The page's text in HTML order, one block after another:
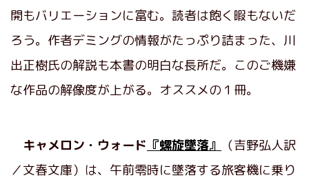
開もバリエーションに富む。読者は飽く暇もないだ
ろう。作者デミングの情報がたっぷり詰まった、川
出正樹氏の解説も本書の明白な長所だ。このご機嫌
な作品の解像度が上がる。オススメの１冊。
キャメロン・ウォード 『螺旋墜落』
（吉野弘人訳
／文春文庫）は、午前零時に墜落する旅客機に乗り